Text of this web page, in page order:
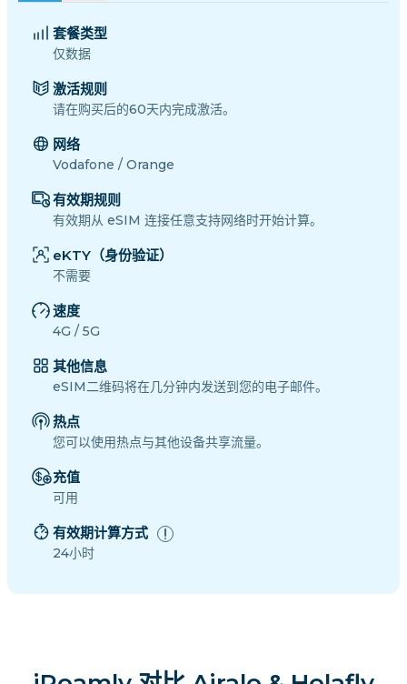
套餐类型
仅数据
激活规则
请在购买后的60天内完成激活。
网络
Vodafone / Orange
有效期规则
有效期从 eSIM 连接任意支持网络时开始计算。
eKTY（身份验证）
不需要
速度
4G / 5G
其他信息
eSIM二维码将在几分钟内发送到您的电子邮件。
热点
您可以使用热点与其他设备共享流量。
充值
可用
有效期计算方式
24小时